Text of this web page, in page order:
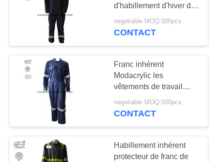
Bavoir de franc de
façon générale
Chemises ignifuges
d'habillement d'hiver de
Nomex 3A légères
negotiable MOQ:500pcs
CONTACT
Franc inhérent
Modacrylic les
vêtements de travail
ignifuges des femmes
d'habillement/d'hommes
negotiable MOQ:500pcs
CONTACT
Habillement inhérent
protecteur de franc de